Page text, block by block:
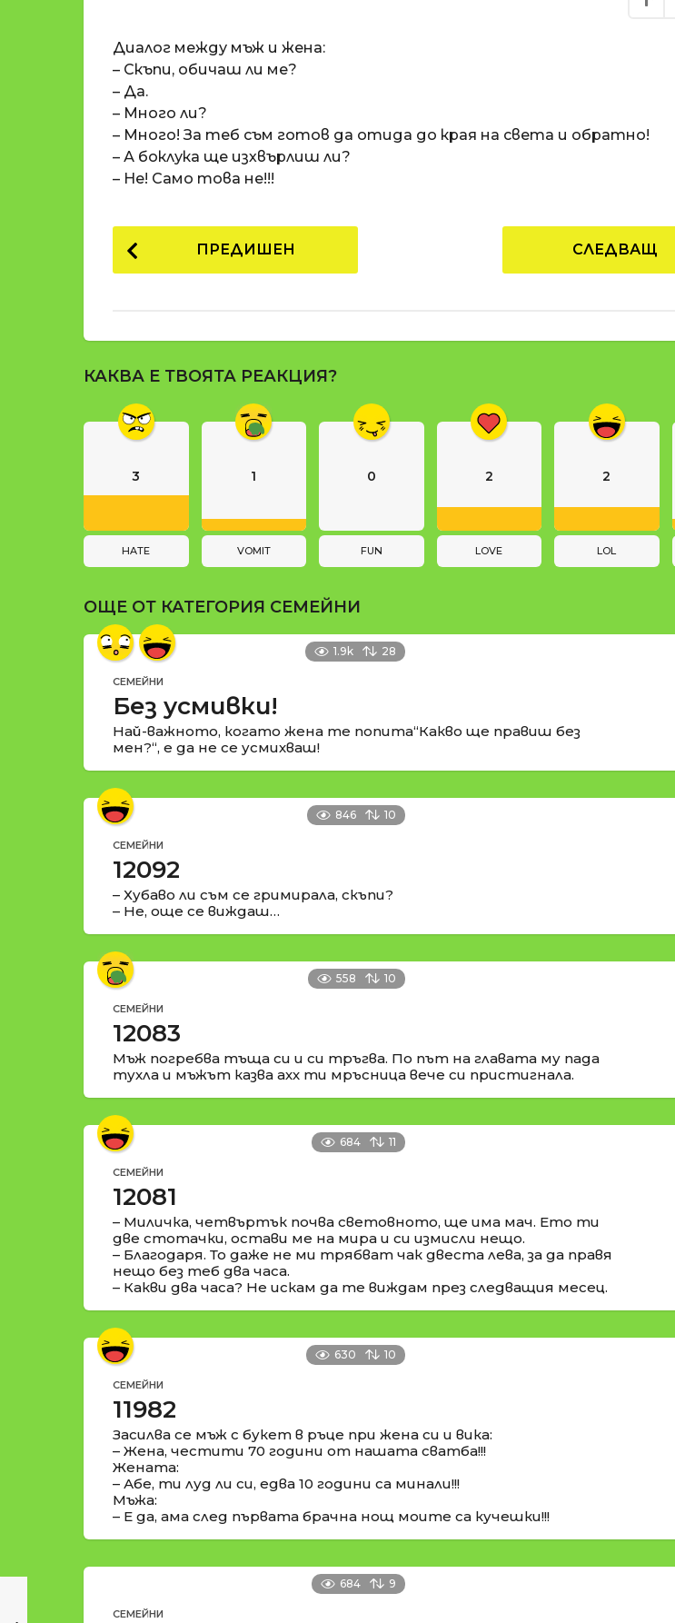
п
р
н
р
е
и
a
t
Диалог между мъж и жена:
– Скъпи, обичаш ли ме?
– Да.
– Много ли?
– Много! За теб съм готов да отида до края на света и обратно!
– А боклука ще изхвърлиш ли?
– Не! Само това не!!!
P
o
a
g
a
t
i
n
ПРЕДИШЕН СЛЕДВАЩ
КАКВА Е ТВОЯТА РЕАКЦИЯ?
3
HATE
1
VOMIT
0
FUN
2
LOVE
2
LOL
ОЩЕ ОТ КАТЕГОРИЯ СЕМЕЙНИ
1.9k 28
СЕМЕЙНИ
Без усмивки!
Най-важното, когато жена те попита“Какво ще правиш без
мен?“, е да не се усмихваш!
846 10
СЕМЕЙНИ
12092
– Хубаво ли съм се гримирала, скъпи?
– Не, още се виждаш…
558 10
СЕМЕЙНИ
12083
Мъж погребва тъща си и си тръгва. По път на главата му пада
тухла и мъжът казва ахх ти мръсница вече си пристигнала.
684 11
СЕМЕЙНИ
12081
– Миличка, четвъртък почва световното, ще има мач. Ето ти
две стотачки, остави ме на мира и си измисли нещо.
– Благодаря. То даже не ми трябват чак двеста лева, за да правя
нещо без теб два часа.
– Какви два часа? Не искам да те виждам през следващия месец.
630 10
СЕМЕЙНИ
11982
Засилва се мъж с букет в ръце при жена си и вика:
– Жена, честити 70 години от нашата сватба!!!
Жената:
– Абе, ти луд ли си, едва 10 години са минали!!!
Мъжа:
– Е да, ама след първата брачна нощ моите са кучешки!!!
684 9
СЕМЕЙНИ